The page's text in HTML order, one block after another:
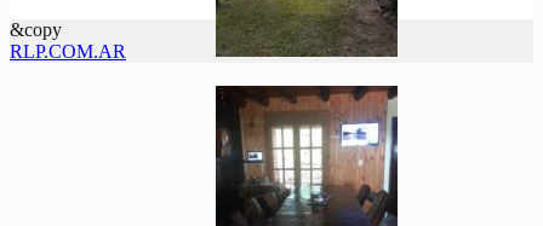
&copy
RLP.COM.AR